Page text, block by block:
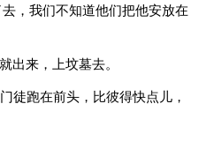
，我们不知道他们把他安放在
出来，上坟墓去。
徒跑在前头，比彼得快点儿，